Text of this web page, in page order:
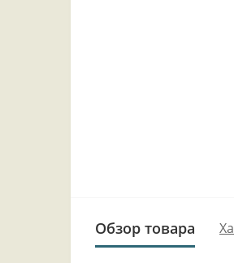
Обзор товара